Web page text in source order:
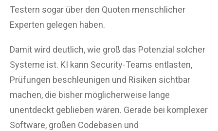
Testern sogar über den Quoten menschlicher
Experten gelegen haben.
Damit wird deutlich, wie groß das Potenzial solcher
Systeme ist. KI kann Security-Teams entlasten,
Prüfungen beschleunigen und Risiken sichtbar
machen, die bisher möglicherweise lange
unentdeckt geblieben wären. Gerade bei komplexer
Software, großen Codebasen und